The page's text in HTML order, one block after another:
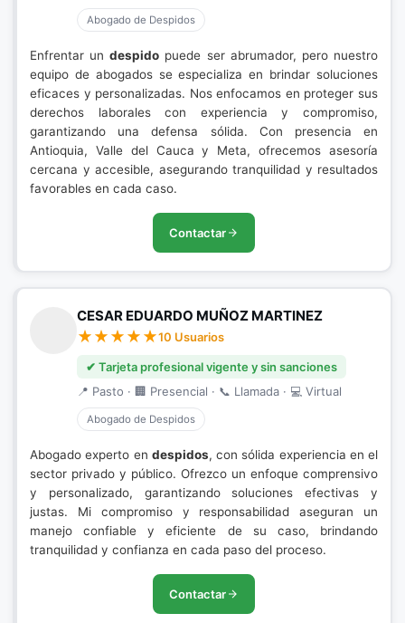
Abogado de Despidos
Enfrentar undespido puede ser abrumador, pero nuestro
equipo de abogados se especializa en brindar soluciones
eficaces y personalizadas. Nos enfocamos en proteger sus
derechos laborales con experiencia y compromiso,
garantizando una defensa sólida. Con presencia en
Antioquia, Valle del Cauca y Meta, ofrecemos asesoría
cercana y accesible, asegurando tranquilidad y resultados
favorables en cada caso.
Contactar
CESAR EDUARDO MUÑOZ MARTINEZ
10 Usuarios
✔ Tarjeta profesional vigente y sin sanciones
📍 Pasto · 🏢 Presencial · 📞 Llamada · 💻 Virtual
Abogado de Despidos
Abogado experto en despidos, con sólida experiencia en el
sector privado y público. Ofrezco un enfoque comprensivo
y personalizado, garantizando soluciones efectivas y
justas. Mi compromiso y responsabilidad aseguran un
manejo confiable y eficiente de su caso, brindando
tranquilidad y confianza en cada paso del proceso.
Contactar